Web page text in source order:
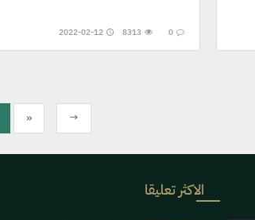
2022-02-12 0
→
»
الاكثر تعليقا